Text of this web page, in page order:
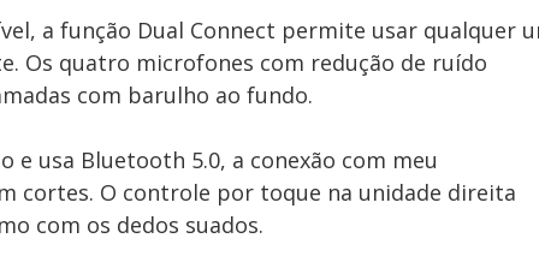
a função Dual Connect permite usar qualquer
Os quatro microfones com redução de ruído
com barulho ao fundo.
usa Bluetooth 5.0, a conexão com meu
cortes. O controle por toque na unidade direita
com os dedos suados.